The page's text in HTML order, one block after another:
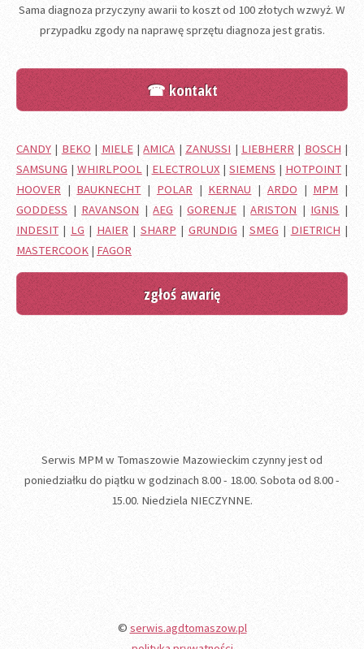
Sama diagnoza przyczyny awarii to koszt od 100 złotych wzwyż. W
przypadku zgody na naprawę sprzętu diagnoza jest gratis.
☎ kontakt
CANDY | BEKO | MIELE|AMICA | ZANUSSI | LIEBHERR | BOSCH |
SAMSUNG | WHIRLPOOL| ELECTROLUX |SIEMENS | HOTPOINT |
HOOVER | BAUKNECHT | POLAR | KERNAU | ARDO | MPM |
GODDESS | RAVANSON |AEG |GORENJE |ARISTON | IGNIS |
INDESIT | LG | HAIER | SHARP | GRUNDIG | SMEG | DIETRICH |
MASTERCOOK | FAGOR
zgłoś awarię
Serwis MPM w Tomaszowie Mazowieckim czynny jest od
poniedziałku do piątku w godzinach 8.00 - 18.00. Sobota od 8.00 -
15.00. Niedziela NIECZYNNE.
© serwis.agdtomaszow.pl